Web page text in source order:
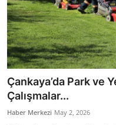
Çankaya’da Park ve
Çalışmalar...
Haber Merkezi May 2, 2026